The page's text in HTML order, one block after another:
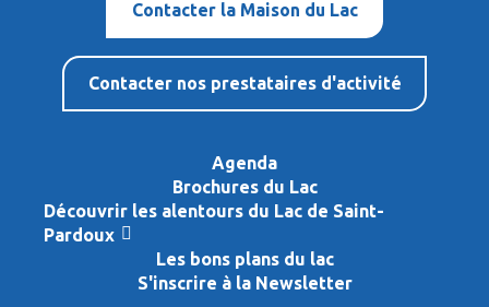
Contacter la Maison du Lac
Contacter nos prestataires d'activité
Agenda
Brochures du Lac
Découvrir les alentours du Lac de Saint-
Pardoux
Les bons plans du lac
S'inscrire à la Newsletter